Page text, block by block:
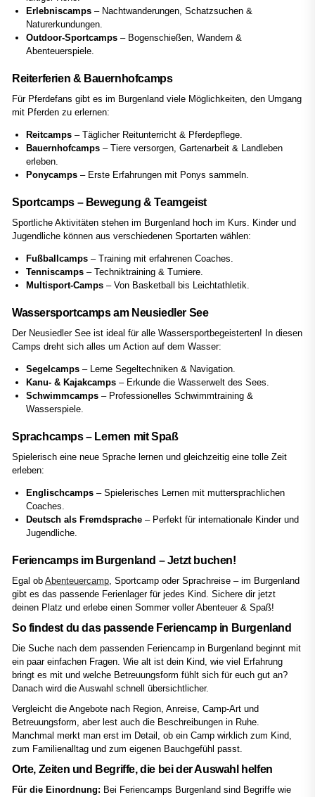
Erlebniscamps – Nachtwanderungen, Schatzsuchen &
Naturerkundungen.
Outdoor-Sportcamps – Bogenschießen, Wandern &
Abenteuerspiele.
Reiterferien & Bauernhofcamps
Für Pferdefans gibt es im Burgenland viele Möglichkeiten, den Umgang
mit Pferden zu erlernen:
Reitcamps – Täglicher Reitunterricht & Pferdepflege.
Bauernhofcamps – Tiere versorgen, Gartenarbeit & Landleben
erleben.
Ponycamps – Erste Erfahrungen mit Ponys sammeln.
Sportcamps – Bewegung & Teamgeist
Sportliche Aktivitäten stehen im Burgenland hoch im Kurs. Kinder und
Jugendliche können aus verschiedenen Sportarten wählen:
Fußballcamps – Training mit erfahrenen Coaches.
Tenniscamps – Techniktraining & Turniere.
Multisport-Camps – Von Basketball bis Leichtathletik.
Wassersportcamps am Neusiedler See
Der Neusiedler See ist ideal für alle Wassersportbegeisterten! In diesen
Camps dreht sich alles um Action auf dem Wasser:
Segelcamps – Lerne Segeltechniken & Navigation.
Kanu- & Kajakcamps – Erkunde die Wasserwelt des Sees.
Schwimmcamps – Professionelles Schwimmtraining &
Wasserspiele.
Sprachcamps – Lernen mit Spaß
Spielerisch eine neue Sprache lernen und gleichzeitig eine tolle Zeit
erleben:
Englischcamps – Spielerisches Lernen mit muttersprachlichen
Coaches.
Deutsch als Fremdsprache – Perfekt für internationale Kinder und
Jugendliche.
Feriencamps im Burgenland – Jetzt buchen!
Egal ob Abenteuercamp, Sportcamp oder Sprachreise – im Burgenland
gibt es das passende Ferienlager für jedes Kind. Sichere dir jetzt
deinen Platz und erlebe einen Sommer voller Abenteuer & Spaß!
So findest du das passende Feriencamp in Burgenland
Die Suche nach dem passenden Feriencamp in Burgenland beginnt mit
ein paar einfachen Fragen. Wie alt ist dein Kind, wie viel Erfahrung
bringt es mit und welche Betreuungsform fühlt sich für euch gut an?
Danach wird die Auswahl schnell übersichtlicher.
Vergleicht die Angebote nach Region, Anreise, Camp-Art und
Betreuungsform, aber lest auch die Beschreibungen in Ruhe.
Manchmal merkt man erst im Detail, ob ein Camp wirklich zum Kind,
zum Familienalltag und zum eigenen Bauchgefühl passt.
Orte, Zeiten und Begriffe, die bei der Auswahl helfen
Für die Einordnung: Bei Feriencamps Burgenland sind Begriffe wie